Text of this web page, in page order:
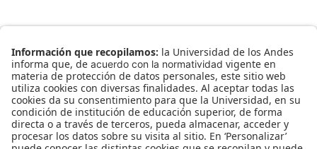
04
A Small Heading
Vestibulum id ligula porta felis euismod
semper. Nullam quis risus eget urna mollis